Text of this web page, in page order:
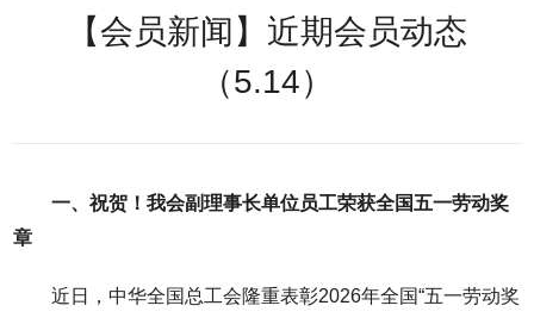
【会员新闻】近期会员动态
（5.14）
一、祝贺！我会副理事长单位员工荣获全国五一劳动奖
章
近日，中华全国总工会隆重表彰2026年全国“五一劳动奖